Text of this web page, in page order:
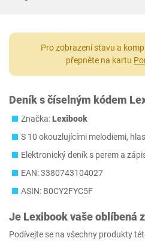
Pro zobrazení stavu a
přepněte na kartu
Deník s číselným kódem
Značka:Lexibook
S 10 okouzlujícími melodiemi,
Elektronický deník s perem a
EAN: 3380743104027
ASIN: B0CY2FYC5F
Je Lexibookvaše oblíbená
Podívejte se na všechny produkty